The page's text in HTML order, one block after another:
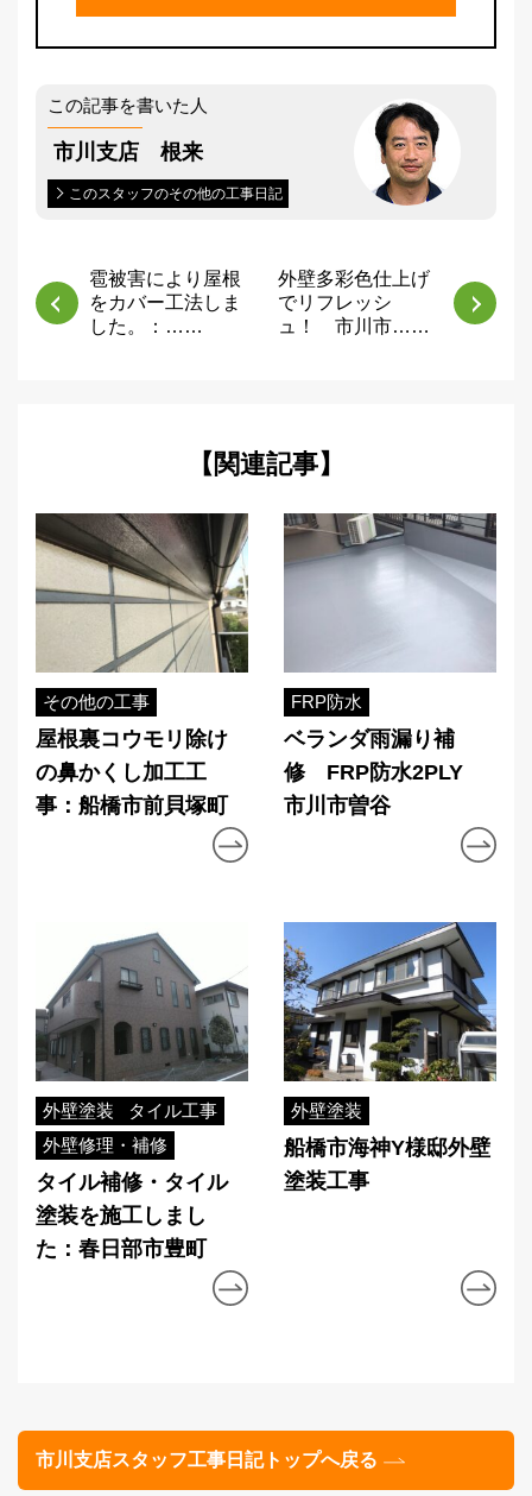
この記事を書いた人
市川支店 根来
このスタッフのその他の工事日記
雹被害により屋根
をカバー工法しま
した。：……
外壁多彩色仕上げ
でリフレッシ
ュ！ 市川市……
【関連記事】
その他の工事
屋根裏コウモリ除け
の鼻かくし加工工
事：船橋市前貝塚町
FRP防水
ベランダ雨漏り補
修 FRP防水2PLY
市川市曽谷
外壁塗装
タイル工事
外壁修理・補修
タイル補修・タイル
塗装を施工しまし
た：春日部市豊町
外壁塗装
船橋市海神Y様邸外壁
塗装工事
市川支店スタッフ工事日記トップへ戻る